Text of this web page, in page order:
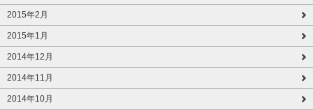
2015年2月
2015年1月
2014年12月
2014年11月
2014年10月